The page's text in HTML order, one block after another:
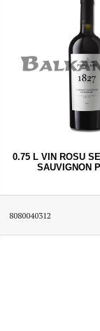
0.75 L VIN ROSU
SAUVIGNON
8080040312